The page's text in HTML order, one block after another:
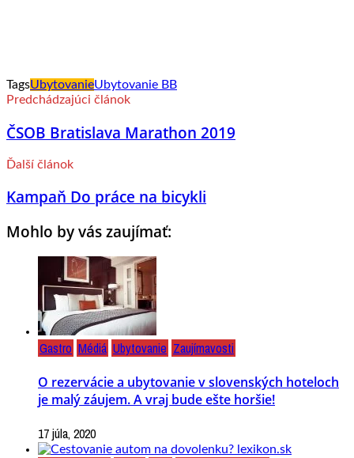
TagsUbytovanieUbytovanie BB
Predchádzajúci článok
ČSOB Bratislava Marathon 2019
Ďalší článok
Kampaň Do práce na bicykli
Mohlo by vás zaujímať:
Gastro Médiá Ubytovanie Zaujímavosti
O rezervácie a ubytovanie v slovenských hoteloch
je malý záujem. A vraj bude ešte horšie!
17 júla, 2020